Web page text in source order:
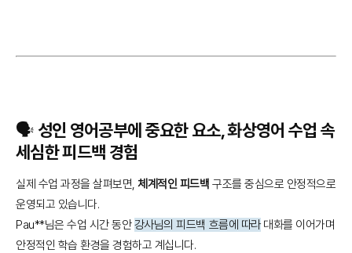
🗣️ 성인 영어공부에 중요한 요소, 화상영어 수업 속
세심한 피드백 경험
실제 수업 과정을 살펴보면,체계적인 피드백 구조를 중심으로 안정적으로
운영되고 있습니다.
Pau**님은 수업 시간 동안강사님의 피드백 흐름에 따라대화를 이어가며
안정적인 학습 환경을 경험하고 계십니다.